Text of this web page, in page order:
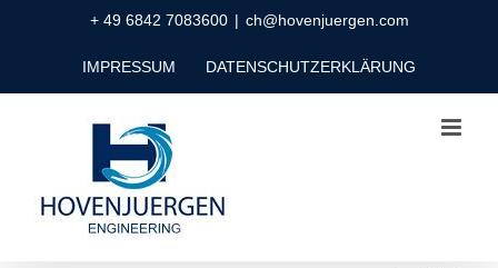
+ 49 6842 7083600 | ch@hovenjuergen.com
IMPRESSUM DATENSCHUTZERKLÄRUNG